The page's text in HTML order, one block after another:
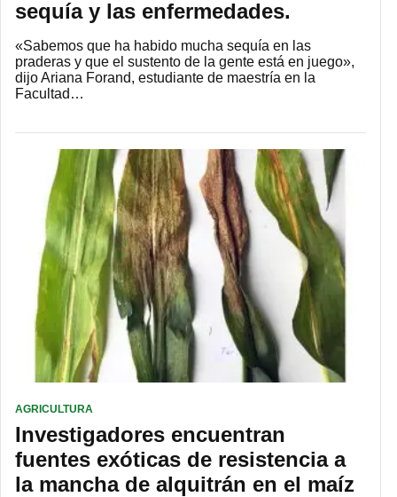
sequía y las enfermedades.
«Sabemos que ha habido mucha sequía en las
praderas y que el sustento de la gente está en juego»,
dijo Ariana Forand, estudiante de maestría en la
Facultad…
AGRICULTURA
Investigadores encuentran
fuentes exóticas de resistencia a
la mancha de alquitrán en el maíz